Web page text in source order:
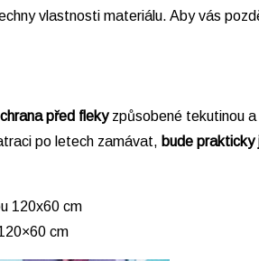
vlastnosti materiálu. Aby vás
před flekyzpůsobené tekutinou a
po letech zamávat, bude prakticky
cm